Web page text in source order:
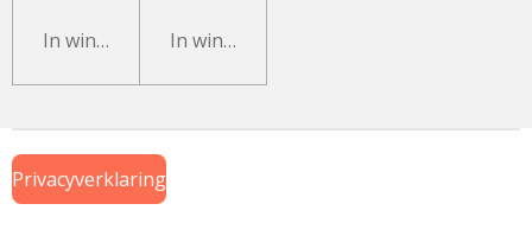
In winkelwagenIn winkelwagen
Privacyverklaring